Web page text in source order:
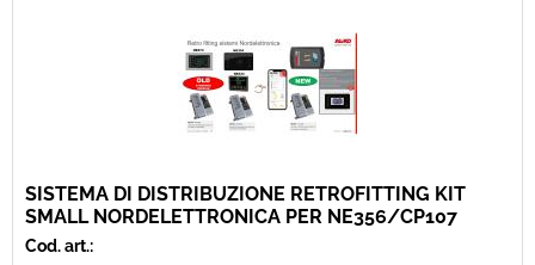
SISTEMA DI DISTRIBUZIONE RETROFITTING KIT
SMALL NORDELETTRONICA PER NE356/CP107
Cod. art.: